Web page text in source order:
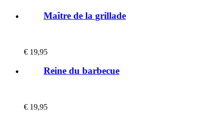
Maître de la grillade
€ 19,95
Reine du barbecue
€ 19,95